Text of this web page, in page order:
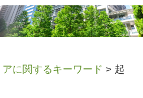
アに関するキーワード > 起